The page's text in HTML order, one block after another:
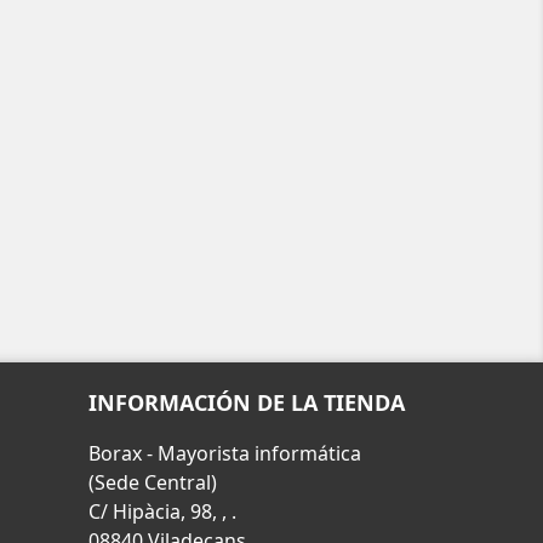
INFORMACIÓN DE LA TIENDA
Borax - Mayorista informática
(Sede Central)
C/ Hipàcia, 98, , .